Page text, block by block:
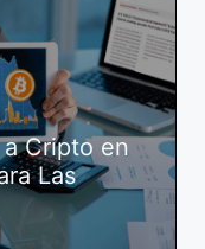
Cripto en
Las